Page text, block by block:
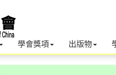
學會獎項 出版物